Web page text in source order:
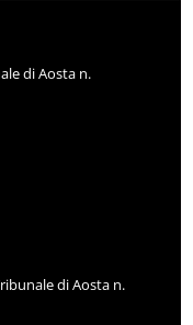
di Aosta n.
di Aosta n.